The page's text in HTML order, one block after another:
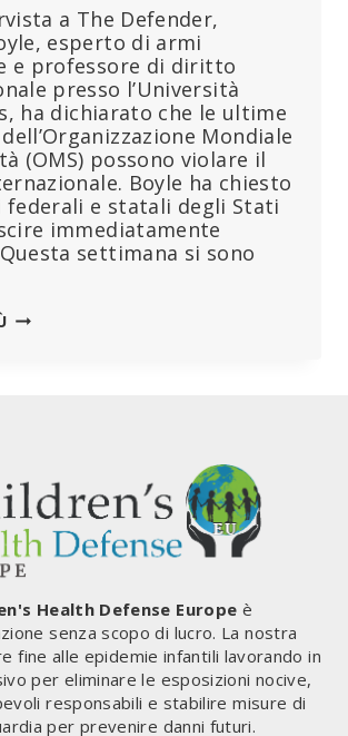
a The Defender,
esperto di armi
e professore di diritto
presso l’Università
ha dichiarato che le ultime
Mondiale
(OMS) possono violare il
Boyle ha chiesto
federali e statali degli Stati
immediatamente
Questa settimana si sono
ESCLUSIVO:
NAZIONI
DELLA
LORO
SOVRANITÀ
E
CREARE
UNO
STATO
TOTALITARIO
MONDIALE,
AVVERTE
Health Defense Europe è
senza scopo di lucro. La nostra
fine alle epidemie infantili lavorando in
per eliminare le esposizioni nocive,
responsabili e stabilire misure di
per prevenire danni futuri.